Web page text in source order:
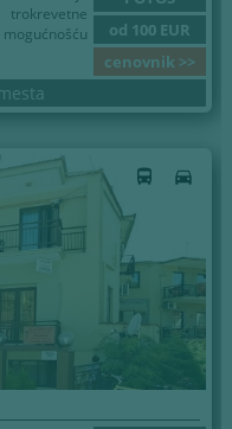
od 100 EUR
cenovnik >>
directions_bus directions_car